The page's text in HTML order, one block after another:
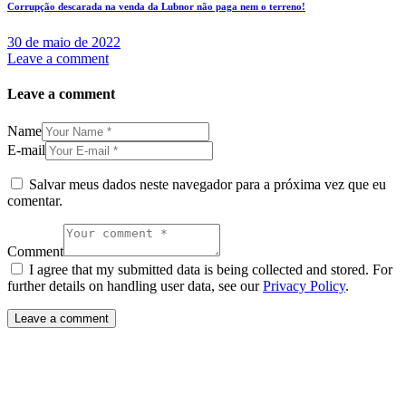
Corrupção descarada na venda da Lubnor não paga nem o terreno!
30 de maio de 2022
Leave a comment
Leave a comment
Name
E-mail
Salvar meus dados neste navegador para a próxima vez que eu
comentar.
Comment
I agree that my submitted data is being collected and stored. For
further details on handling user data, see ourPrivacy Policy.